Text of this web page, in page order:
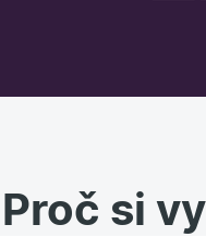
Proč si